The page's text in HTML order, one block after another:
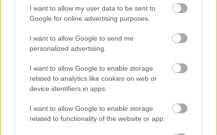
I want to allow my user data to be sent to
Google for online advertising purposes.
I want to allow Google to send me
personalized advertising.
I want to allow Google to enable storage
related to analytics like cookies on web or
device identifiers in apps.
I want to allow Google to enable storage
related to functionality of the website or app.
hozzájárulni e kockázatos globális
környezeti problémamegoldásához.
a tudomány és a politika – azaz
politika által vállalt konkrét
beavatkozási célok –
jelentékeny a „távolság”.
Dr. Faragó Tibor